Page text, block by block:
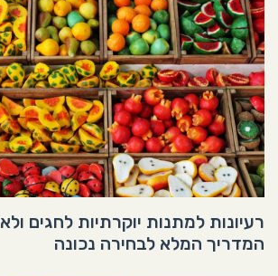
רעיונות למתנות יוקרתיות לחגים
המדריך המלא לבחירה נכונה